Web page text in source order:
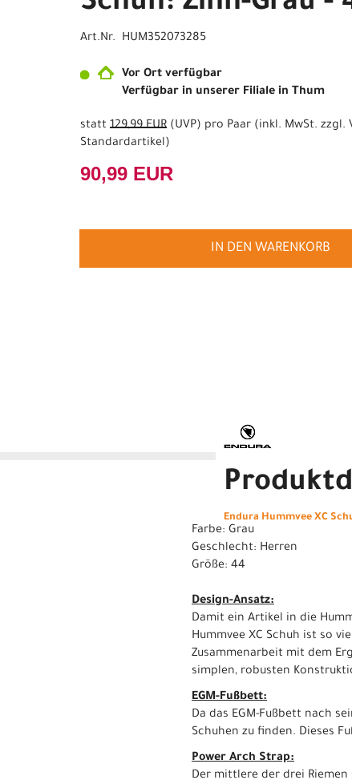
Art.Nr. HUM352073285
Vor Ort verfügbar
Verfügbar in unserer Filiale in Thum
statt 129,99 EUR (UVP) pro Paar (inkl. MwSt. zzgl.
Standardartikel)
90,99 EUR
IN DEN WARENKORB
Endura Hummvee XC
Farbe: Grau
Geschlecht: Herren
Größe: 44
Design-Ansatz:
Damit ein Artikel in die
Hummvee XC Schuh ist so
Zusammenarbeit mit dem
simplen, robusten
EGM-Fußbett:
Da das EGM-Fußbett nach
Schuhen zu finden. Dieses
Power Arch Strap:
Der mittlere der drei